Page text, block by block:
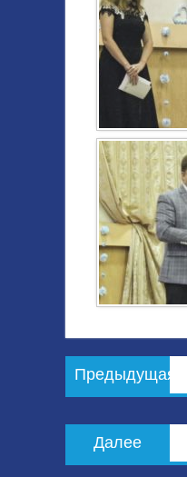
Навигация
по
Предыдущая
Далее